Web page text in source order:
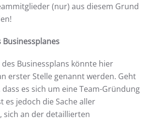
(nur) aus diesem Grund
Businessplans könnte hier
erster Stelle genannt werden. Geht
es sich um eine Team-Gründung
es jedoch die Sache aller
sich an der detaillierten